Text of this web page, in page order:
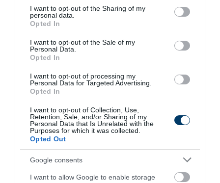
not limited to your visit or usage behaviour. You may click to
grant or deny consent to Google and its third-party tags to
use your data for below specified purposes in below Google
consent section.
I want to opt-out of the Sharing of my
personal data.
Opted In
I want to opt-out of the Sale of my
Personal Data.
Opted In
I want to opt-out of processing my
Personal Data for Targeted Advertising.
Opted In
I want to opt-out of Collection, Use,
Retention, Sale, and/or Sharing of my
Personal Data that Is Unrelated with the
Purposes for which it was collected.
Opted Out
Google consents
I want to allow Google to enable storage
Your Body!
271 161
5 h 52 min